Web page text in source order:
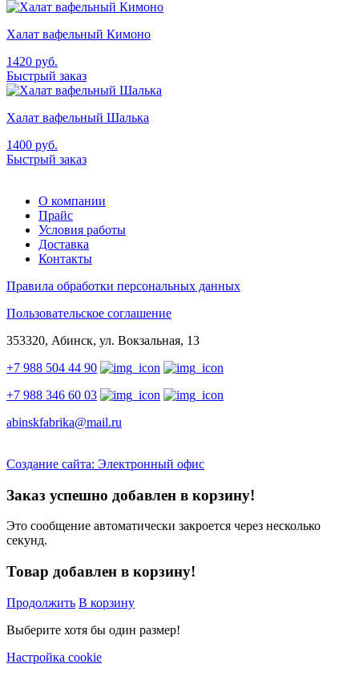
Халат вафельный Кимоно
1420 руб.
Быстрый заказ
Халат вафельный Шалька
1400 руб.
Быстрый заказ
О компании
Прайс
Условия работы
Доставка
Контакты
Правила обработки персональных данных
Пользовательское соглашение
353320, Абинск, ул. Вокзальная, 13
+7 988 504 44 90
+7 988 346 60 03
abinskfabrika@mail.ru
Создание сайта: Электронный офис
Заказ успешно добавлен в корзину!
Это сообщение автоматически закроется через несколько
секунд.
Товар добавлен в корзину!
Продолжить В корзину
Выберите хотя бы один размер!
Настройка cookie